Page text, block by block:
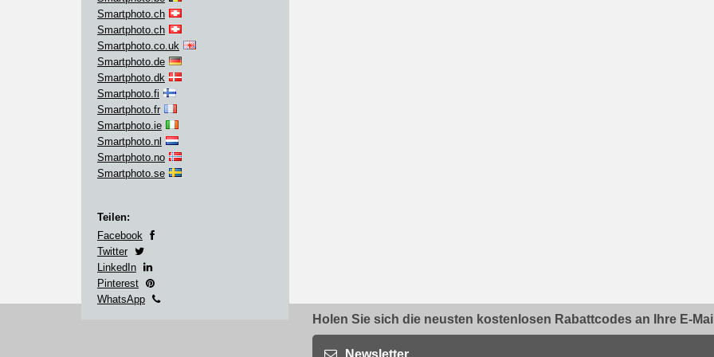
Smartphoto.ch
Smartphoto.ch
Smartphoto.co.uk
Smartphoto.de
Smartphoto.dk
Smartphoto.fi
Smartphoto.fr
Smartphoto.ie
Smartphoto.nl
Smartphoto.no
Smartphoto.se
Teilen:
Facebook
Twitter
LinkedIn
Pinterest
WhatsApp
Holen Sie sich die neusten kostenlosen Rabattcodes an Ihre E-
Newsletter